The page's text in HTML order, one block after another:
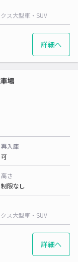
ス大型車・SUV
詳細へ
場
再入庫
可
高さ
制限なし
ス大型車・SUV
詳細へ